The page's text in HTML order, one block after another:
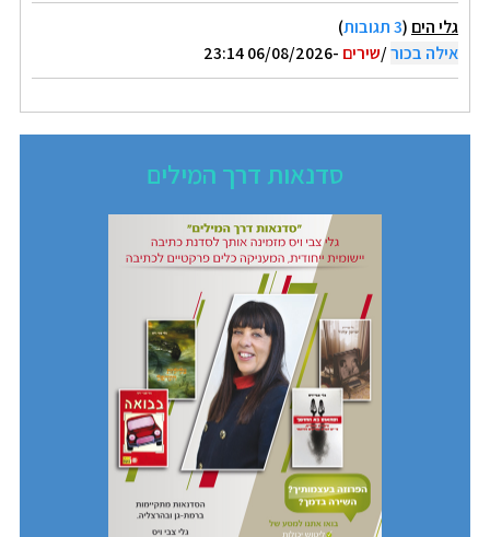
גלי הים (3 תגובות
)
אילה בכור/שירים -06/08/2026 23:14
סדנאות דרך המילים